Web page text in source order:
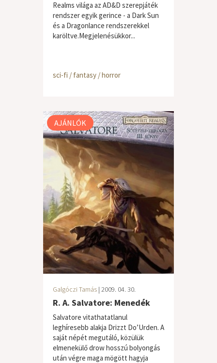
Realms világa az AD&D szerepjáték
rendszer egyik gerince - a Dark Sun
és a Dragonlance rendszerekkel
karöltve.Megjelenésükkor...
sci-fi / fantasy / horror
AJÁNLÓK
Galgóczi Tamás | 2009. 04. 30.
R. A. Salvatore: Menedék
Salvatore vitathatatlanul
leghíresebb alakja Drizzt Do’Urden. A
saját népét megutáló, közülük
elmenekülő drow hosszú bolyongás
után végre maga mögött hagyja